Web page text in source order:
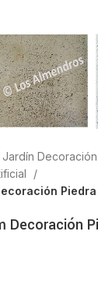
Jardín Decoración
Decoración